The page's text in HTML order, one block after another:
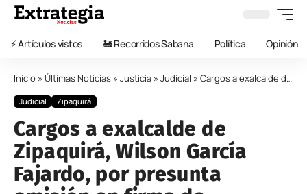
⚡️ Artículos vistos 🚂 Recorridos Sabana Política Opinión
Inicio » Últimas Noticias » Justicia » Judicial » Cargos a exalcalde de Zipaquirá, Wilson García Fajardo, por presunta omisión en firma de contratos y posesión de funcionarias
Judicial Zipaquirá
Cargos a exalcalde de
Zipaquirá, Wilson García
Fajardo, por presunta